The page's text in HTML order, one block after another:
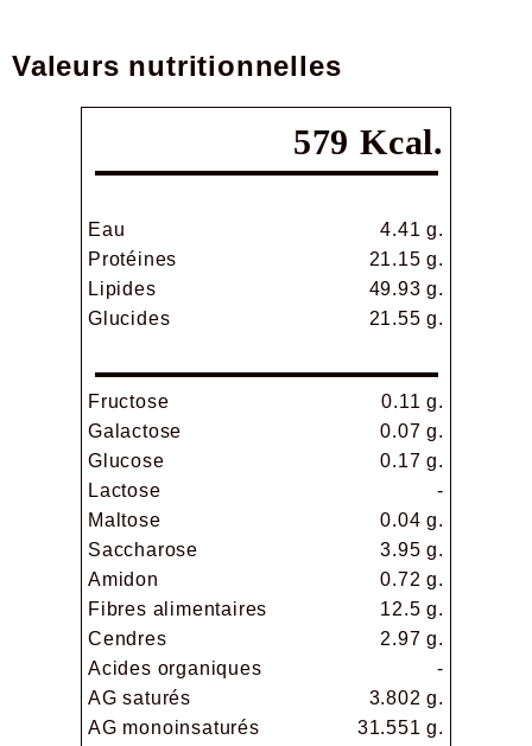
Valeurs nutritionnelles
579 Kcal.
Eau
4.41 g.
Protéines
21.15 g.
Lipides
49.93 g.
Glucides
21.55 g.
Fructose
0.11 g.
Galactose
0.07 g.
Glucose
0.17 g.
Lactose
-
Maltose
0.04 g.
Saccharose
3.95 g.
Amidon
0.72 g.
Fibres alimentaires
12.5 g.
Cendres
2.97 g.
Acides organiques
-
AG saturés
3.802 g.
AG monoinsaturés
31.551 g.